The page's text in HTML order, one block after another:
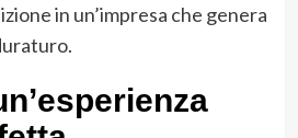
in un’impresa che genera